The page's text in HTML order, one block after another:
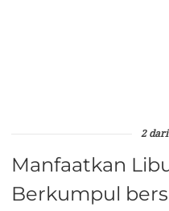
2
Manfaatkan
Berkumpul